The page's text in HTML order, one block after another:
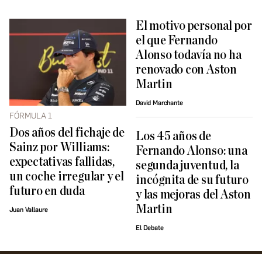
FÓRMULA 1
Dos años del fichaje de
Sainz por Williams:
expectativas fallidas,
un coche irregular y el
futuro en duda
Juan Vallaure
El motivo personal por
el que Fernando
Alonso todavía no ha
renovado con Aston
Martin
David Marchante
Los 45 años de
Fernando Alonso: una
segunda juventud, la
incógnita de su futuro
y las mejoras del Aston
Martin
El Debate